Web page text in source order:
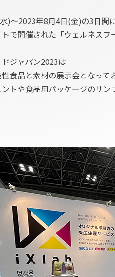
)～2023年8月4日(金)の3日間に
で開催された「ウェルネスフ
ジャパン2023は
食品と素材の展示会となって
トや食品用パッケージのサン